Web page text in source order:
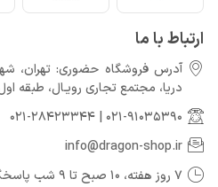
ارتباط با ما
آدرس فروشگاه حضوری: تهران،
دريا، مجتمع تجارى رويـال، طبقه اول، واحد 110
021-91035390
021-28423344
info@dragon-shop.ir
7 روز هفته، 10 صبح تا 9 شب پاسخگوی شما عزیزان هستیم.